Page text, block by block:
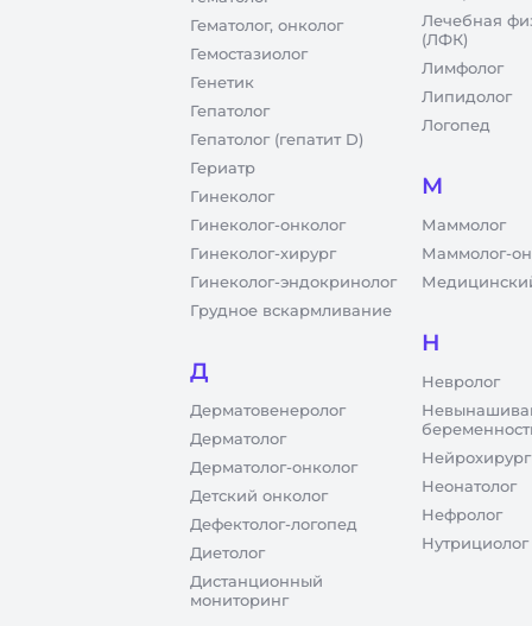
Гематолог, онколог
Гемостазиолог
Генетик
Гепатолог
Гепатолог (гепатит D)
Гериатр
Гинеколог
Гинеколог-онколог
Гинеколог-хирург
Гинеколог-эндокринолог
Грудное вскармливание
Д
Дерматовенеролог
Дерматолог
Дерматолог-онколог
Детский онколог
Дефектолог-логопед
Диетолог
Дистанционный
мониторинг
Лечебная
(ЛФК)
Лимфолог
Липидолог
Логопед
М
Маммолог
Маммолог-
Н
Невролог
Нейрохирург
Неонатолог
Нефролог
Нутрициолог